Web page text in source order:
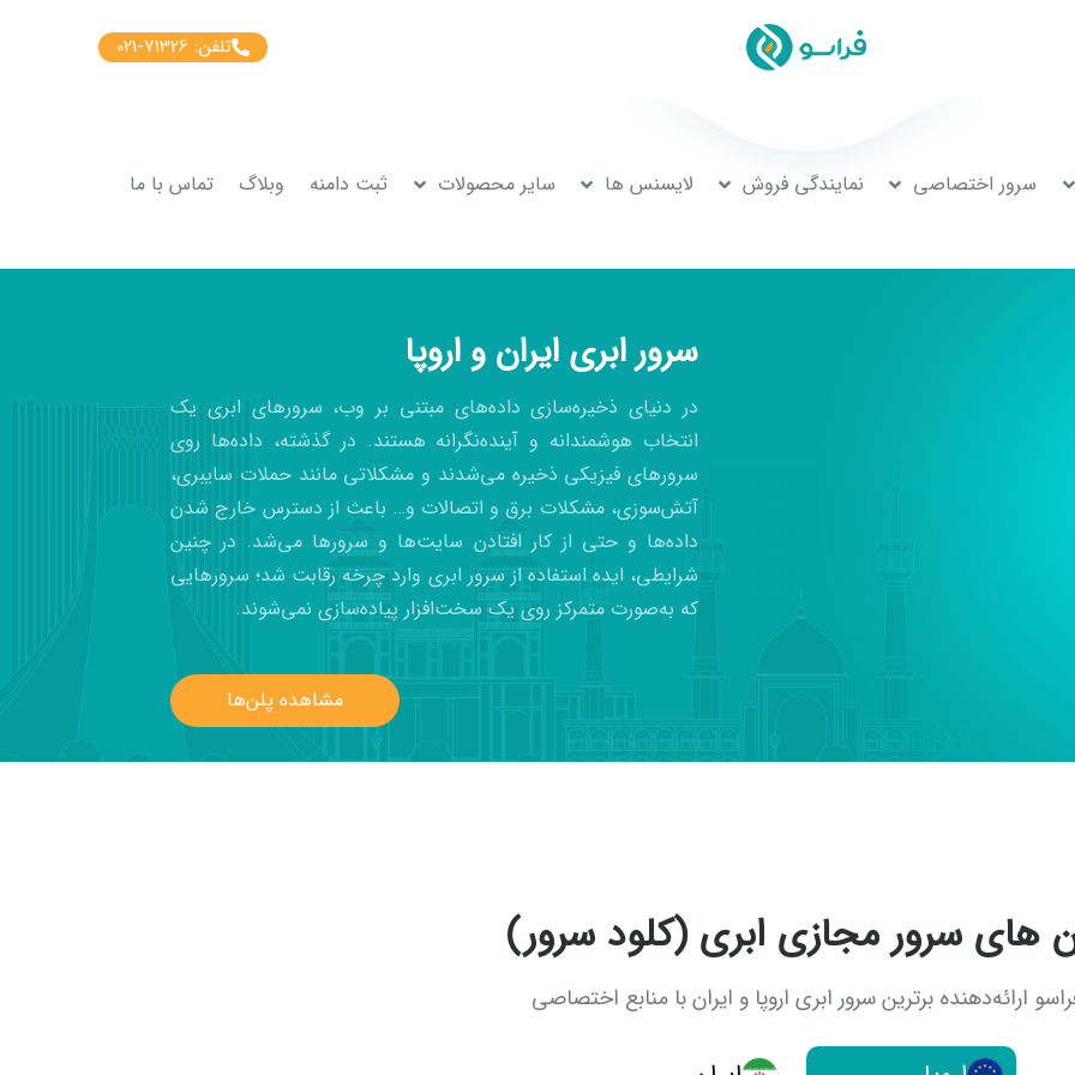
تلفن: 71326-021
سرور اختصاصی نمایندگی فروش لایسنس ها سایر محصولات ثبت دامنه وبلاگ تماس با ما
سرور ابری ایران و اروپا
در دنیای ذخیره‌سازی داده‌های مبتنی بر وب، سرورهای ابری یک
انتخاب هوشمندانه و آینده‌نگرانه هستند. در گذشته، داده‌ها روی
سرورهای فیزیکی ذخیره می‌شدند و مشکلاتی مانند حملات سایبری،
آتش‌سوزی، مشکلات برق و اتصالات و… باعث از دسترس خارج شدن
داده‌ها و حتی از کار افتادن سایت‌ها و سرورها می‌شد. در چنین
شرایطی، ایده استفاده از سرور ابری وارد چرخه رقابت شد؛ سرورهایی
که به‌صورت متمرکز روی یک سخت‌افزار پیاده‌سازی نمی‌شوند.
مشاهده پلن‌ها
های سرور مجازی ابری (کلود سرور)
ارائه‌دهنده برترین سرور ابری اروپا و ایران با منابع اختصاصی